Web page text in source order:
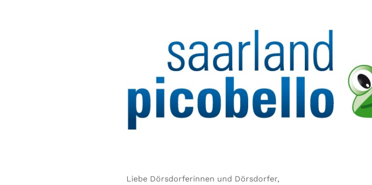
Liebe Dörsdorferinnen und Dörsdorfer,